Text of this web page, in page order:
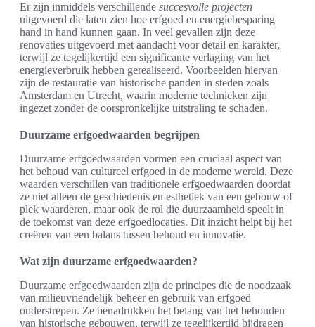
Er zijn inmiddels verschillende succesvolle projecten
uitgevoerd die laten zien hoe erfgoed en energiebesparing
hand in hand kunnen gaan. In veel gevallen zijn deze
renovaties uitgevoerd met aandacht voor detail en karakter,
terwijl ze tegelijkertijd een significante verlaging van het
energieverbruik hebben gerealiseerd. Voorbeelden hiervan
zijn de restauratie van historische panden in steden zoals
Amsterdam en Utrecht, waarin moderne technieken zijn
ingezet zonder de oorspronkelijke uitstraling te schaden.
Duurzame erfgoedwaarden begrijpen
Duurzame erfgoedwaarden vormen een cruciaal aspect van
het behoud van cultureel erfgoed in de moderne wereld. Deze
waarden verschillen van traditionele erfgoedwaarden doordat
ze niet alleen de geschiedenis en esthetiek van een gebouw of
plek waarderen, maar ook de rol die duurzaamheid speelt in
de toekomst van deze erfgoedlocaties. Dit inzicht helpt bij het
creëren van een balans tussen behoud en innovatie.
Wat zijn duurzame erfgoedwaarden?
Duurzame erfgoedwaarden zijn de principes die de noodzaak
van milieuvriendelijk beheer en gebruik van erfgoed
onderstrepen. Ze benadrukken het belang van het behouden
van historische gebouwen, terwijl ze tegelijkertijd bijdragen